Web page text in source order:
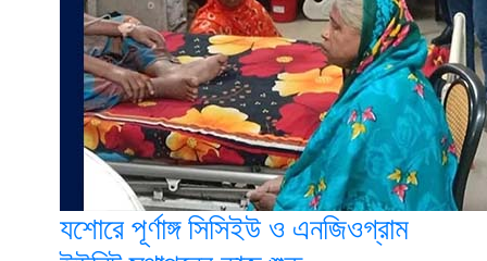
যশোরে পূর্ণাঙ্গ সিসিইউ ও এনজিওগ্রাম